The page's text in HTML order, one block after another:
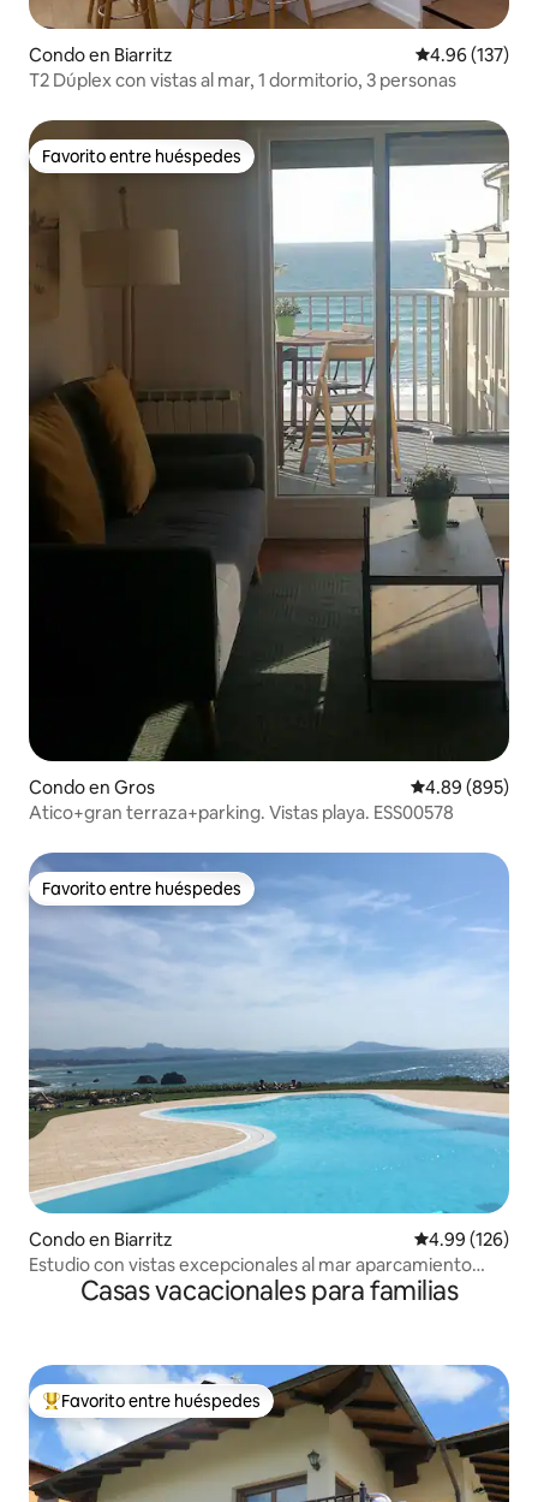
Condo en Biarritz Calificación
4.96 (137)
T2 Dúplex con vistas al mar, 1 dormitorio, 3 personas
Favorito entre huéspedes
Favorito entre huéspedes
Condo en Gros Calificación
4.89 (895)
Atico+gran terraza+parking. Vistas playa. ESS00578
Favorito entre huéspedes
Favorito entre huéspedes
Condo en Biarritz Calificación
4.99 (126)
Estudio con vistas excepcionales al mar aparcamiento
piscina tenis
Casas vacacionales para familias
Favorito entre huéspedes preferido
Favorito entre huéspedes